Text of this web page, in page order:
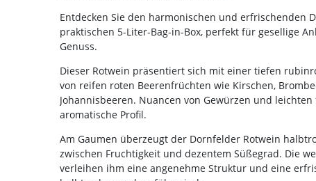
Entdecken Sie den harmonischen und erfrischenden
praktischen 5-Liter-Bag-in-Box, perfekt für gesellige
Genuss.
Dieser Rotwein präsentiert sich mit einer tiefen
von reifen roten Beerenfrüchten wie Kirschen,
Johannisbeeren. Nuancen von Gewürzen und
aromatische Profil.
Am Gaumen überzeugt der Dornfelder Rotwein
zwischen Fruchtigkeit und dezentem Süßegrad. Die
verleihen ihm eine angenehme Struktur und eine